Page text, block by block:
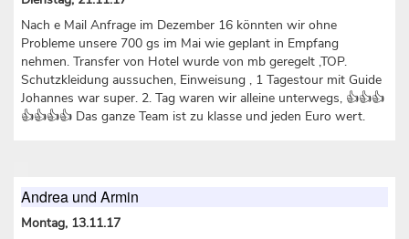
Nach e Mail Anfrage im Dezember 16 könnten wir ohne
Probleme unsere 700 gs im Mai wie geplant in Empfang
nehmen. Transfer von Hotel wurde von mb geregelt ,TOP.
Schutzkleidung aussuchen, Einweisung , 1 Tagestour mit Guide
Johannes war super. 2. Tag waren wir alleine unterwegs, 👍👍👍
👍👍👍👍 Das ganze Team ist zu klasse und jeden Euro wert.
Andrea und Armin
Montag, 13.11.17